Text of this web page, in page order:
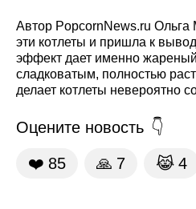
Автор PopcornNews.ru Ольга
эти котлеты и пришла к
эффект дает именно
сладковатым, полностью
делает котлеты невероятно
Оцените новость
❤️ 85 🙏 7 😹 4